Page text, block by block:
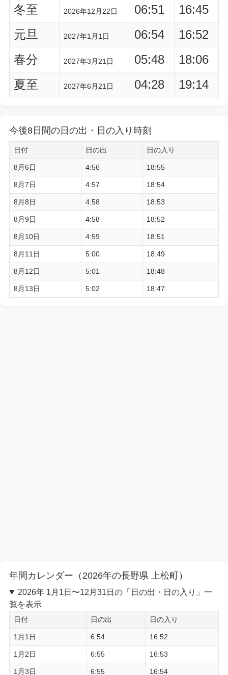
冬至
2026年12月22日 06:51
16:45
元旦
2027年1月1日 06:54
16:52
春分
2027年3月21日 05:48
18:06
夏至
2027年6月21日 04:28 19:14
今後8日間の日の出・日の入り時刻
日付 日の出 日の入り
8月6日 4:56 18:55
8月7日 4:57 18:54
8月8日 4:58 18:53
8月9日 4:58 18:52
8月10日 4:59 18:51
8月11日 5:00 18:49
8月12日 5:01 18:48
8月13日 5:02 18:47
年間カレンダー（2026年の長野県 上松町）
2026年 1月1日〜12月31日の「日の出・日の入り」一
覧を表示
日付 日の出 日の入り
1月1日 6:54 16:52
1月2日 6:55 16:53
1月3日 6:55 16:54